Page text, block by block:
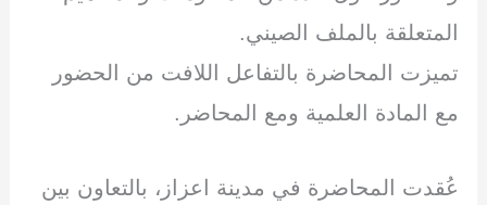
المتعلقة بالملف الصيني.
تميزت المحاضرة بالتفاعل اللافت من الحضور
مع المادة العلمية ومع المحاضر.
عُقدت المحاضرة في مدينة اعزاز، بالتعاون بين